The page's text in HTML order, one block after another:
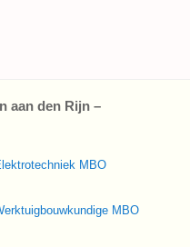
aan den Rijn –
MBO
MBO